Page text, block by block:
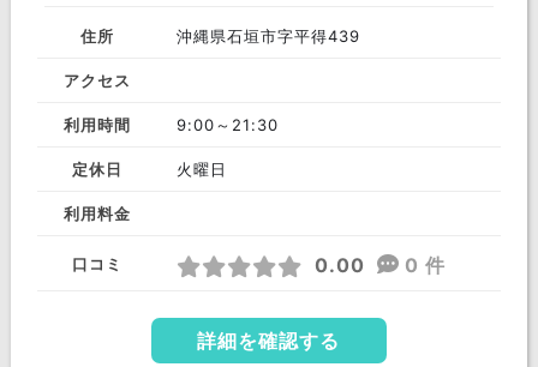
住所 沖縄県石垣市字平得439
アクセス
利用時間 9:00～21:30
定休日 火曜日
利用料金
口コミ 0.00 0 件
詳細を確認する